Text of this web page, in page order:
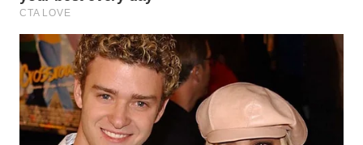
WN
WN
BORNEO
Wahana